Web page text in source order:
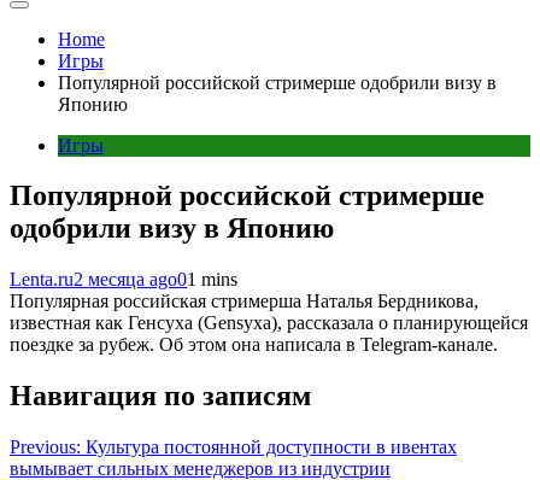
Home
Игры
Популярной российской стримерше одобрили визу в
Японию
Игры
Популярной российской стримерше
одобрили визу в Японию
Lenta.ru2 месяца ago01 mins
Популярная российская стримерша Наталья Бердникова,
известная как Генсуха (Gensyxa), рассказала о планирующейся
поездке за рубеж. Об этом она написала в Telegram-канале.
Навигация по записям
Previous: Культура постоянной доступности в ивентах
вымывает сильных менеджеров из индустрии